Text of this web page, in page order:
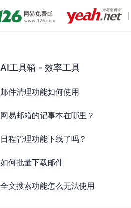
AI工具箱 - 效率工具
邮件清理功能如何使用
网易邮箱的记事本在哪里？
日程管理功能下线了吗？
如何批量下载邮件
全文搜索功能怎么无法使用